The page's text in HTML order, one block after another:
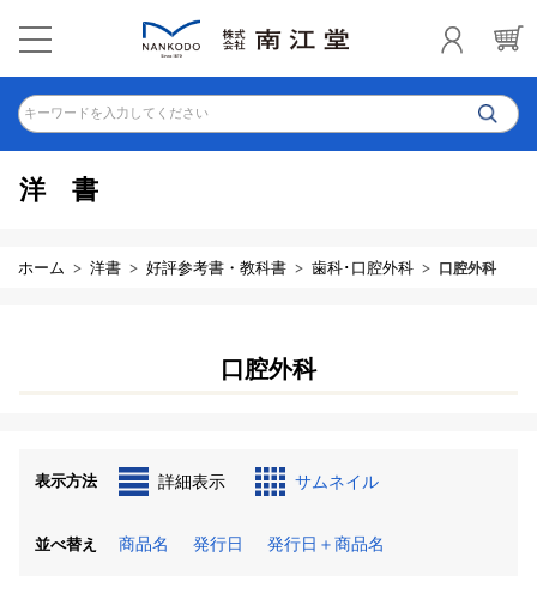
キーワードを入力してください
洋書
ホーム 洋書 好評参考書・教科書 歯科･口腔外科 口腔外科
口腔外科
表示方法 詳細表示 サムネイル
並べ替え 商品名 発行日 発行日＋商品名